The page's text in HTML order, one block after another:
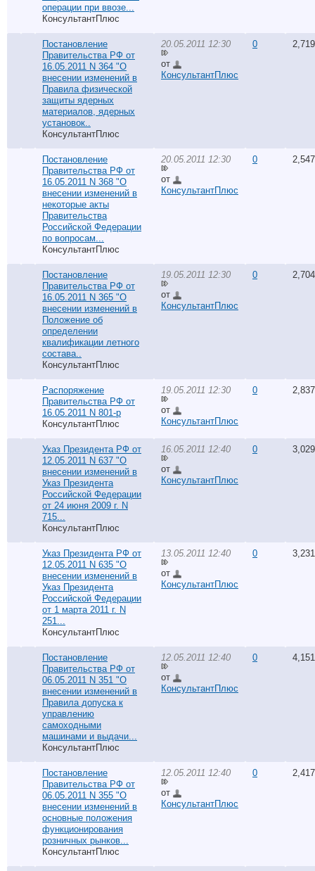
операции при ввозе...
КонсультантПлюс
Постановление
Правительства РФ от
16.05.2011 N 364 "О
внесении изменений в
Правила физической
защиты ядерных
материалов, ядерных
установок..
КонсультантПлюс
20.05.2011 12:30
от
КонсультантПлюс
0 2,719
Постановление
Правительства РФ от
16.05.2011 N 368 "О
внесении изменений в
некоторые акты
Правительства
Российской Федерации
по вопросам...
КонсультантПлюс
20.05.2011 12:30
от
КонсультантПлюс
0 2,547
Постановление
Правительства РФ от
16.05.2011 N 365 "О
внесении изменений в
Положение об
определении
квалификации летного
состава..
КонсультантПлюс
19.05.2011 12:30
от
КонсультантПлюс
0 2,704
Распоряжение
Правительства РФ от
16.05.2011 N 801-р
КонсультантПлюс
19.05.2011 12:30
от
КонсультантПлюс
0 2,837
Указ Президента РФ от
12.05.2011 N 637 "О
внесении изменений в
Указ Президента
Российской Федерации
от 24 июня 2009 г. N
715...
КонсультантПлюс
16.05.2011 12:40
от
КонсультантПлюс
0 3,029
Указ Президента РФ от
12.05.2011 N 635 "О
внесении изменений в
Указ Президента
Российской Федерации
от 1 марта 2011 г. N
251...
КонсультантПлюс
13.05.2011 12:40
от
КонсультантПлюс
0 3,231
Постановление
Правительства РФ от
06.05.2011 N 351 "О
внесении изменений в
Правила допуска к
управлению
самоходными
машинами и выдачи...
КонсультантПлюс
12.05.2011 12:40
от
КонсультантПлюс
0 4,151
Постановление
Правительства РФ от
06.05.2011 N 355 "О
внесении изменений в
основные положения
функционирования
розничных рынков...
КонсультантПлюс
12.05.2011 12:40
от
КонсультантПлюс
0 2,417